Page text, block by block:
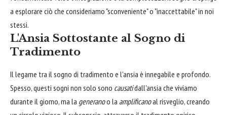
a esplorare ciò che consideriamo "sconveniente" o "inaccettabile" in noi
stessi.
L'Ansia Sottostante al Sogno di
Tradimento
Il legame tra il sogno di tradimento e l'ansia è innegabile e profondo.
Spesso, questi sogni non solo sono causatidall'ansia che viviamo
durante il giorno, ma la generanoo la amplificanoal risveglio, creando